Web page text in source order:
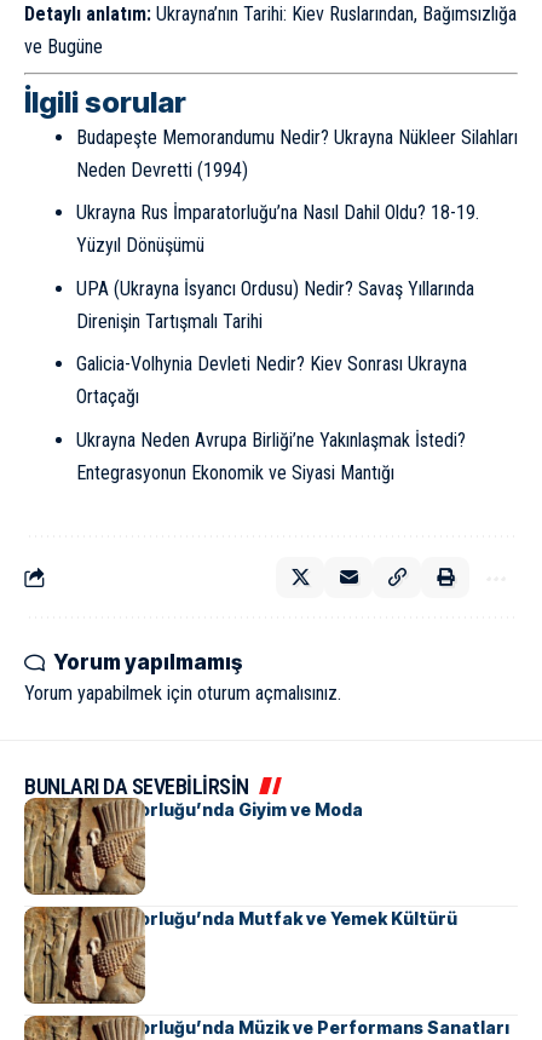
Detaylı anlatım: Ukrayna’nın Tarihi: Kiev Ruslarından, Bağımsızlığa
ve Bugüne
İlgili sorular
Budapeşte Memorandumu Nedir? Ukrayna Nükleer Silahları
Neden Devretti (1994)
Ukrayna Rus İmparatorluğu’na Nasıl Dahil Oldu? 18-19.
Yüzyıl Dönüşümü
UPA (Ukrayna İsyancı Ordusu) Nedir? Savaş Yıllarında
Direnişin Tartışmalı Tarihi
Galicia-Volhynia Devleti Nedir? Kiev Sonrası Ukrayna
Ortaçağı
Ukrayna Neden Avrupa Birliği’ne Yakınlaşmak İstedi?
Entegrasyonun Ekonomik ve Siyasi Mantığı
Yorum yapılmamış
Yorum yapabilmek için oturum açmalısınız.
BUNLARI DA SEVEBİLİRSİN
Pers İmparatorluğu’nda Giyim ve Moda
Pers İmparatorluğu’nda Mutfak ve Yemek Kültürü
Pers İmparatorluğu’nda Müzik ve Performans Sanatları